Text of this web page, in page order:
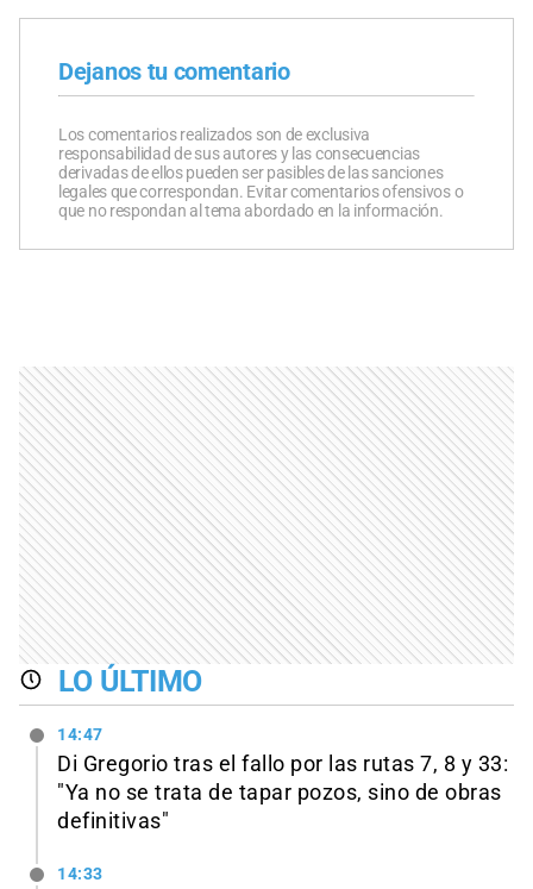
Dejanos tu comentario
Los comentarios realizados son de exclusiva
responsabilidad de sus autores y las consecuencias
derivadas de ellos pueden ser pasibles de las sanciones
legales que correspondan. Evitar comentarios ofensivos o
que no respondan al tema abordado en la información.
LO ÚLTIMO
14:47
Di Gregorio tras el fallo por las rutas 7, 8 y 33:
"Ya no se trata de tapar pozos, sino de obras
definitivas"
14:33